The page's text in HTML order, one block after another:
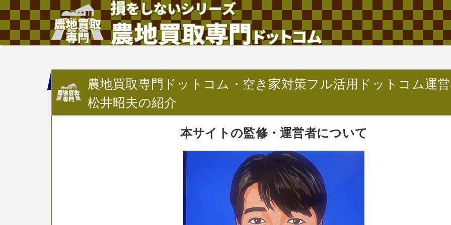
農地買取専門ドットコム・空き家対策フル活用ドットコム運
松井昭夫の紹介
本サイトの監修・運営者について